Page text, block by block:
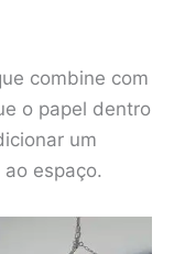
combine com
o papel dentro
um
espaço.